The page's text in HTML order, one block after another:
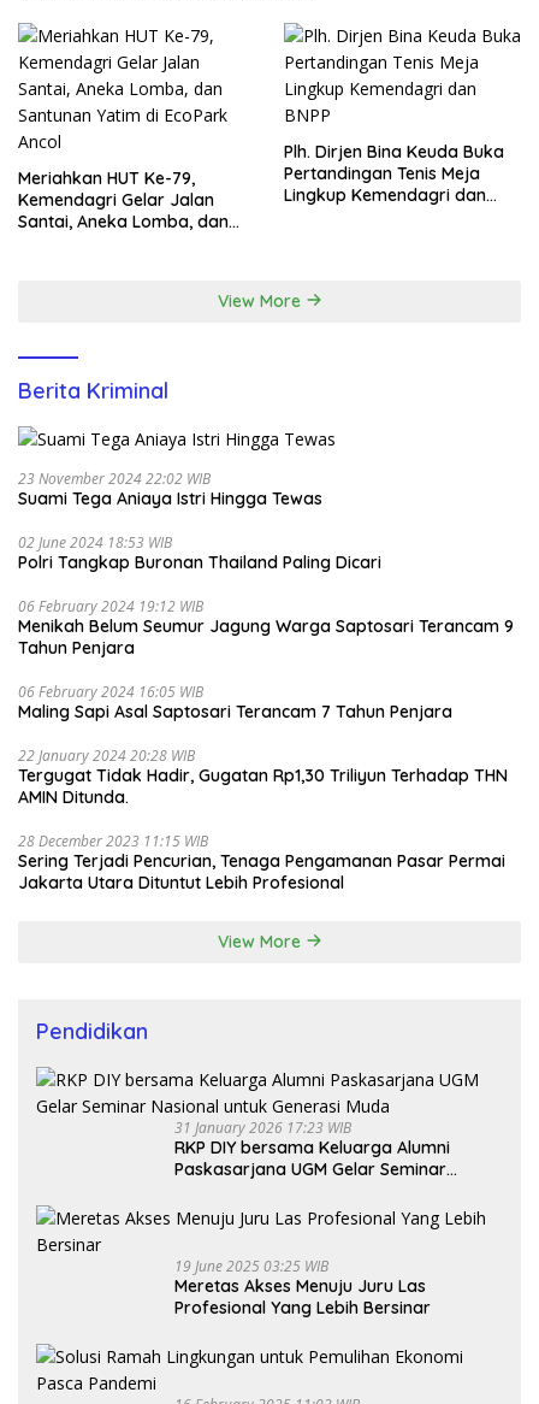
Meriahkan HUT Ke-79,
Kemendagri Gelar Jalan
Santai, Aneka Lomba, dan
Plh. Dirjen Bina Keuda Buka
Pertandingan Tenis Meja
Lingkup Kemendagri dan
View More
Berita Kriminal
23 November 2024 22:02 WIB
Suami Tega Aniaya Istri Hingga Tewas
02 June 2024 18:53 WIB
Polri Tangkap Buronan Thailand Paling Dicari
06 February 2024 19:12 WIB
Menikah Belum Seumur Jagung Warga Saptosari Terancam 9
Tahun Penjara
06 February 2024 16:05 WIB
Maling Sapi Asal Saptosari Terancam 7 Tahun Penjara
22 January 2024 20:28 WIB
Tergugat Tidak Hadir, Gugatan Rp1,30 Triliyun Terhadap THN
AMIN Ditunda.
28 December 2023 11:15 WIB
Sering Terjadi Pencurian, Tenaga Pengamanan Pasar Permai
Jakarta Utara Dituntut Lebih Profesional
View More
Pendidikan
31 January 2026 17:23 WIB
RKP DIY bersama Keluarga Alumni
Paskasarjana UGM Gelar Seminar
19 June 2025 03:25 WIB
Meretas Akses Menuju Juru Las
Profesional Yang Lebih Bersinar